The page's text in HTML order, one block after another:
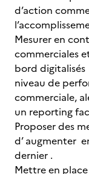
d’action
Mesurer en
commerciales
bord
niveau de
commerciale,
un reporting
Proposer des
d’ augmenter
dernier .
Mettre en